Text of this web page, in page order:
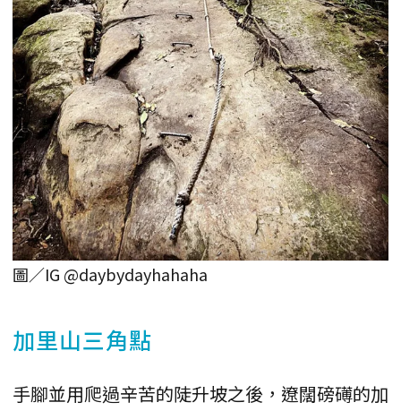
圖／IG @daybydayhahaha
加里山三角點
手腳並用爬過辛苦的陡升坡之後，遼闊磅礡的加